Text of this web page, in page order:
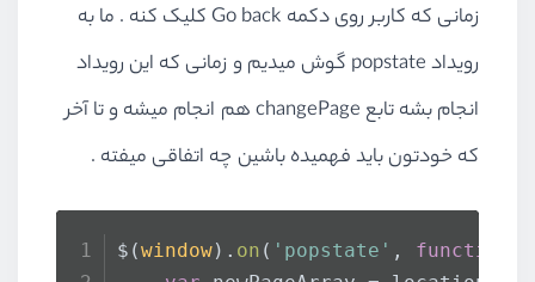
زمانی که کاربر روی دکمه Go back کلیک کنه . ما به
رویداد popstate گوش میدیم و زمانی که این رویداد
انجام بشه تابع changePage هم انجام میشه و تا آخر
که خودتون باید فهمیده باشین چه اتفاقی میفته .
$(window). on ( 'popstate' , function